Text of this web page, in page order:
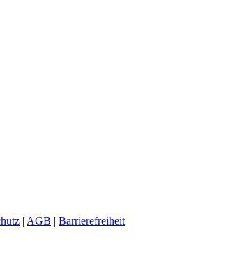
| AGB | Barrierefreiheit